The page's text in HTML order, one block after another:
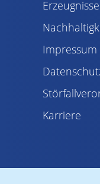
Impressum
Karriere